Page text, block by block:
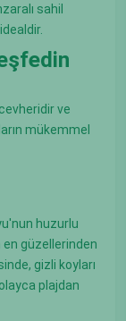
sahil
ve
mükemmel
huzurlu
en güzellerinden
gizli koyları
plajdan